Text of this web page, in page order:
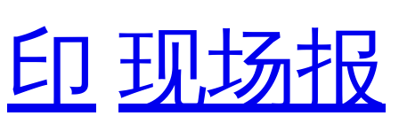
印 现场报